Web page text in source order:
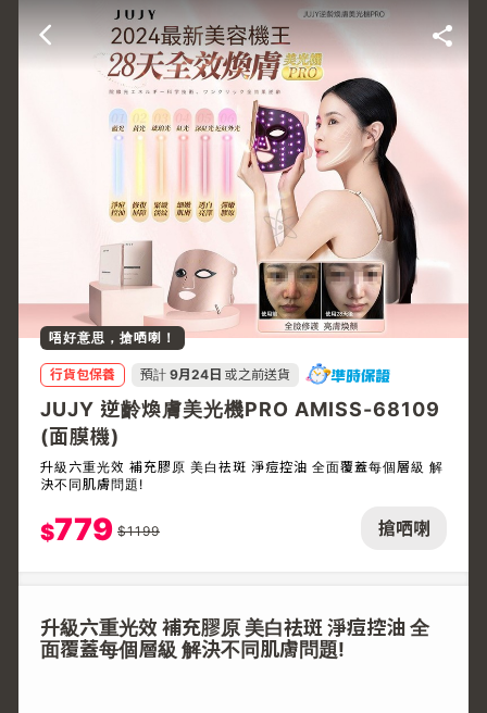
搶哂喇
唔好意思，搶哂喇！
行貨包保養 預計 9月24日 或之前送貨
JUJY 逆齡煥膚美光機PRO AMISS-68109
(面膜機)
升級六重光效 補充膠原 美白祛斑 淨痘控油 全面覆蓋每個層級 解
決不同肌膚問題!
$779 $1199
升級六重光效 補充膠原 美白祛斑 淨痘控油 全
面覆蓋每個層級 解決不同肌膚問題!